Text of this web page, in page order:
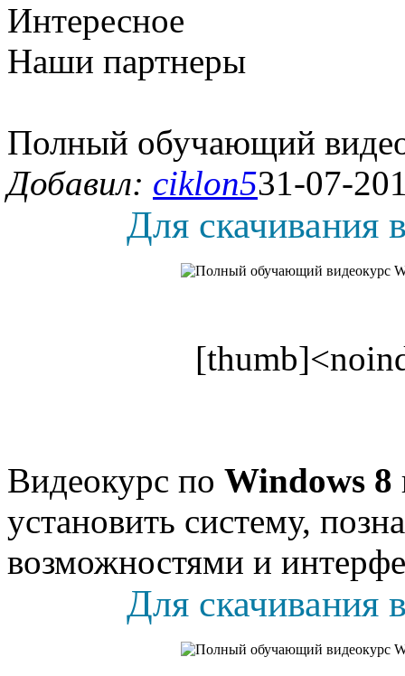
Интересное
Наши партнеры
Полный обучающий
Добавил: ciklon531-07-
Для скачивания
Видеокурс по Windows 8
установить систему,
возможностями и
Для скачивания